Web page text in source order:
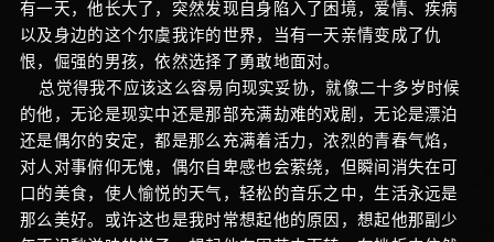
有一天，他长大了，突然发现自身陷入了困境，爱情、疾病
以及身边的这个尔虞我诈的世界，当有一天亲情变成了仇
恨，倔强的男孩，依然选择了勇敢地面对。
总觉得我不应该这么容易向现实妥协，就像二十多岁时候
的他，无论是现实中还是那部充满劫难的戏剧，无论是漂泊
还是偶尔的安定，都是那么充满着活力，浓烈的青春气焰，
对人对事俯仰无愧，偶尔自卑感也会萦绕，但瞬间消失在可
口的美食，使人愉悦的天气，轻松的音乐之中，生活永远是
那么美好。或许这也是我时常想起他的原因，想起他那副少